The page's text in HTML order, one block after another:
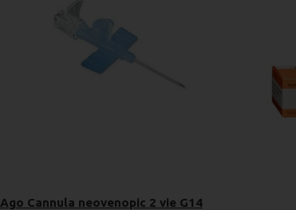
Ago Cannula neovenopic 2 vie G14